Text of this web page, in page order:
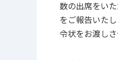
数の出席をい
をご報告いた
令状をお渡しさ